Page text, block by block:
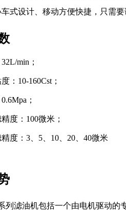
车式设计、移动方便快捷，只需
min；
：10-160Cst；
；
度：100微米；
度：3、5、10、20、40微米
列滤油机包括一个由电机驱动的